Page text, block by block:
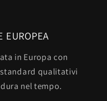
EUROPEA
in Europa con
qualitativi
nel tempo.